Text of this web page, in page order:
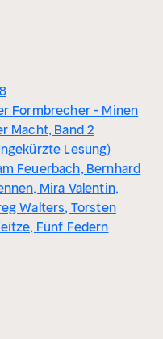
Formbrecher - Minen
Macht, Band 2
Lesung)
Feuerbach, Bernhard
Mira Valentin,
Walters, Torsten
Fünf Federn